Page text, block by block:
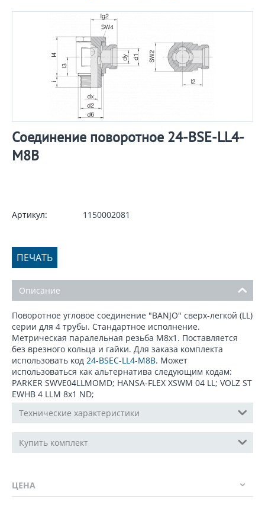
Соединение поворотное 24-BSE-LL4-
M8B
Артикул: 1150002081
ПЕЧАТЬ
Описание
Поворотное угловое соединение "BANJO" сверх-легкой (LL)
серии для 4 трубы. Стандартное исполнение.
Метрическая паралельная резьба М8х1. Поставляется
без врезного кольца и гайки. Для заказа комплекта
использовать код 24-BSEC-LL4-M8B. Может
использоваться как альтернатива следующим кодам:
PARKER SWVE04LLMOMD; HANSA-FLEX XSWM 04 LL; VOLZ ST
EWHB 4 LLM 8x1 ND;
Технические характеристики
Купить комплект
ЦЕНА